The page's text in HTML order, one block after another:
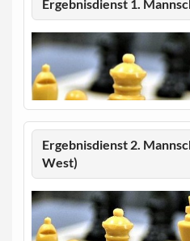
Ergebnisdienst 1.
Ergebnisdienst 2.
West)